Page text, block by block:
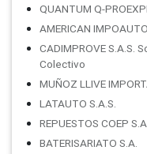
QUANTUM Q-
AMERICAN
CADIMPROVE S.A.S.
Colectivo
MUÑOZ LLIVE
LATAUTO S.A.S.
REPUESTOS COEP
BATERISARIATO S.A.